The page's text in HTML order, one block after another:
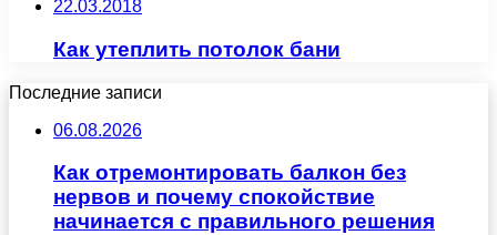
22.03.2018
Как утеплить потолок бани
Последние записи
06.08.2026
Как отремонтировать балкон без
нервов и почему спокойствие
начинается с правильного решения